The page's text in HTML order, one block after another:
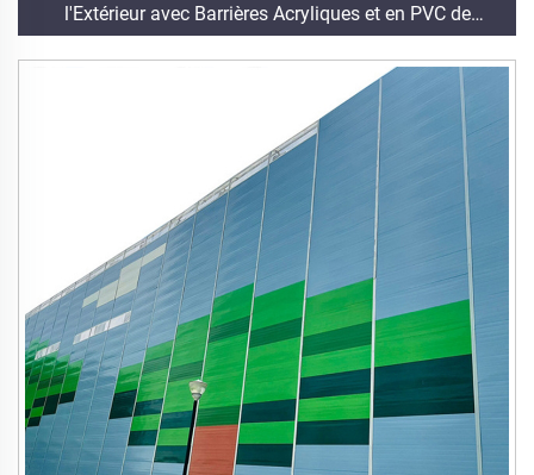
l'Extérieur avec Barrières Acryliques et en PVC de
Réduction du Bruit